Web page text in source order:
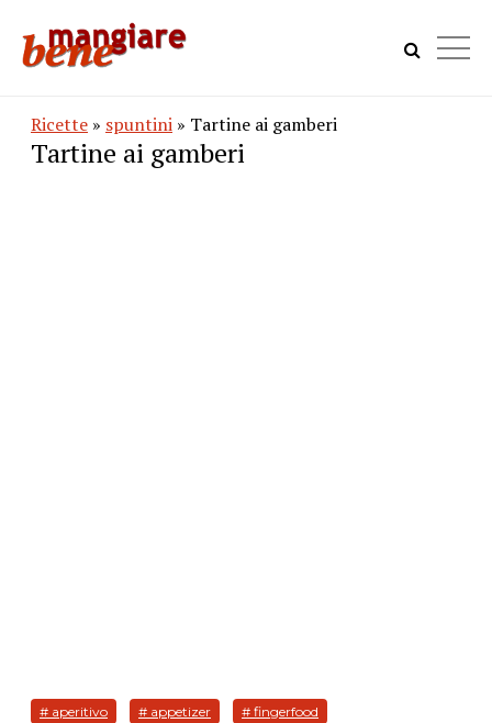
Ricette » spuntini » Tartine ai gamberi
Tartine ai gamberi
# aperitivo # appetizer # fingerfood